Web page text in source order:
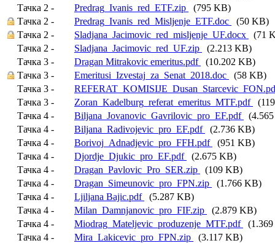
Тачка 2 -
Predrag_Ivanis_red_ETF.zip
(795 KB)
Тачка 2 -
Predrag_Ivanis_red_Misljenje_ETF.doc
(50 KB)
Тачка 2 -
Sladjana_Jacimovic_red_misljenje_UF.docx
(71
Тачка 2 -
Sladjana_Jacimovic_red_UF.zip
(2.213 KB)
Тачка 3 -
Dragan Mitrakovic emeritus.pdf
(10.202 KB)
Тачка 3 -
Emeritusi_Izvestaj_za_Senat_2018.doc
(58 KB)
Тачка 3 -
Тачка 3 -
Zoran_Kadelburg_referat_emeritus_MTF.pdf
Тачка 4 -
Biljana_Jovanovic_Gavrilovic_pro_EF.pdf
Тачка 4 -
Biljana_Radivojevic_pro_EF.pdf
(2.736 KB)
Тачка 4 -
Borivoj_Adnadjevic_pro_FFH.pdf
(951 KB)
Тачка 4 -
Djordje_Djukic_pro_EF.pdf
(2.675 KB)
Тачка 4 -
Dragan_Pavlovic_Pro_SER.zip
(109 KB)
Тачка 4 -
Dragan_Simeunovic_pro_FPN.zip
(1.766 KB)
Тачка 4 -
Ljiljana Bajic.pdf
(5.287 KB)
Тачка 4 -
Milan_Damnjanovic_pro_FIF.zip
(2.879 KB)
Тачка 4 -
Miodrag_Mateljevic_produzenje_MTF.pdf
Тачка 4 -
Mira_Lakicevic_pro_FPN.zip
(3.117 KB)